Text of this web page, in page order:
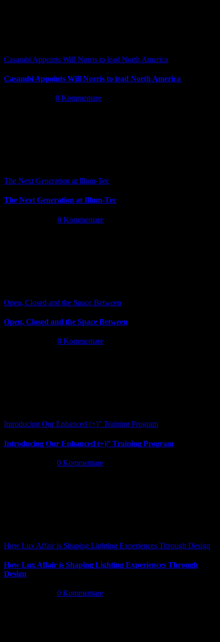
Casambi Appoints Will Norris to lead North America
Casambi Appoints Will Norris to lead North America
0 Kommentare
The Next Generation at Illum-Tec
The Next Generation at Illum-Tec
0 Kommentare
Open, Closed and the Space Between
Open, Closed and the Space Between
0 Kommentare
Introducing Our Enhanced (+)” Training Program
Introducing Our Enhanced (+)” Training Program
0 Kommentare
How Lux Affair is Shaping Lighting Experiences Through Design
How Lux Affair is Shaping Lighting Experiences Through
Design
0 Kommentare